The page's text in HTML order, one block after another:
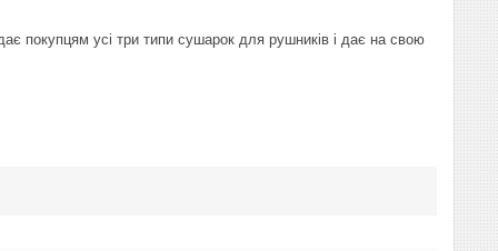
покупцям усі три типи сушарок для рушників і дає на свою